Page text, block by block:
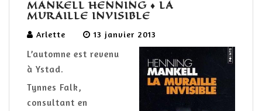
MANKELL HENNING ♦ LA
MURAILLE INVISIBLE
Arlette 13 janvier 2013
L’automne est revenu
à Ystad.
Tynnes Falk,
consultant en